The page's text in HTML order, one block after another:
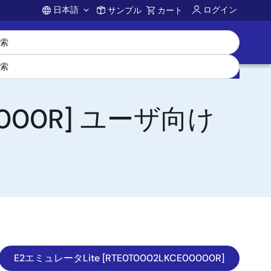
Account
日本語 サンプル カート ログイン
ユーザ向け
E2エミュレータLite [RTE0T0002LKCE00000R]